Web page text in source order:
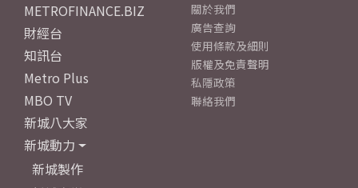
METROFINANCE.BIZ
財經台
知訊台
Metro Plus
MBO TV
新城八大家
新城動力
新城製作
關於我們
廣告查詢
使用條款及細則
版權及免責聲明
私隱政策
聯絡我們